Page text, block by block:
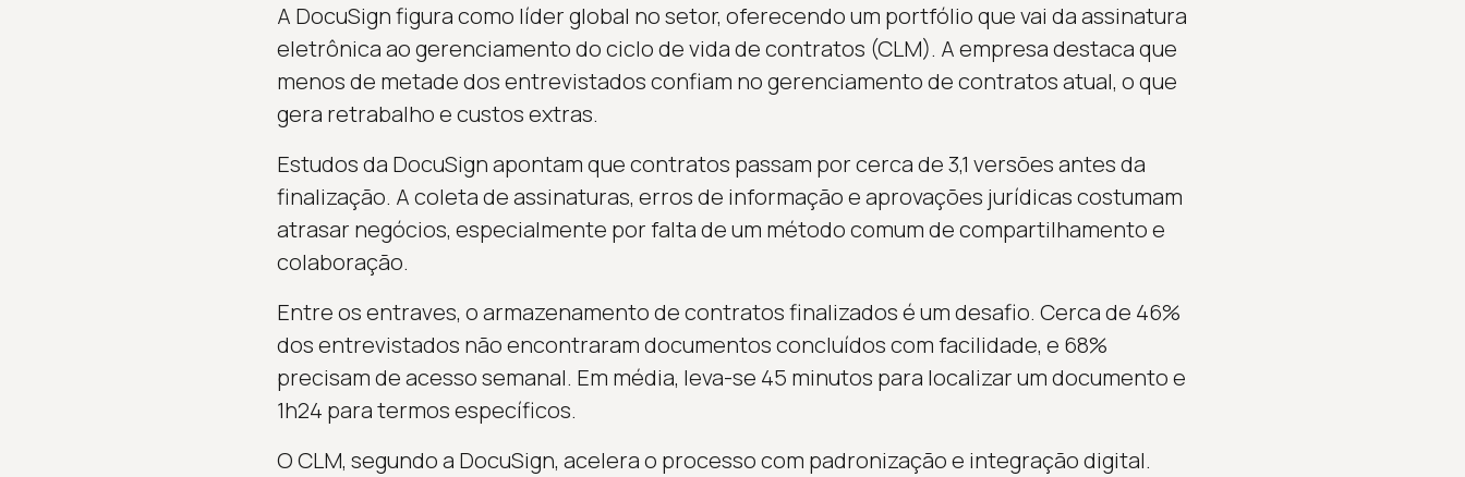
A DocuSign figura como líder global no setor, oferecendo um portfólio que vai da assinatura
eletrônica ao gerenciamento do ciclo de vida de contratos (CLM). A empresa destaca que
menos de metade dos entrevistados confiam no gerenciamento de contratos atual, o que
gera retrabalho e custos extras.
Estudos da DocuSign apontam que contratos passam por cerca de 3,1 versões antes da
finalização. A coleta de assinaturas, erros de informação e aprovações jurídicas costumam
atrasar negócios, especialmente por falta de um método comum de compartilhamento e
colaboração.
Entre os entraves, o armazenamento de contratos finalizados é um desafio. Cerca de 46%
dos entrevistados não encontraram documentos concluídos com facilidade, e 68%
precisam de acesso semanal. Em média, leva-se 45 minutos para localizar um documento e
1h24 para termos específicos.
O CLM, segundo a DocuSign, acelera o processo com padronização e integração digital.